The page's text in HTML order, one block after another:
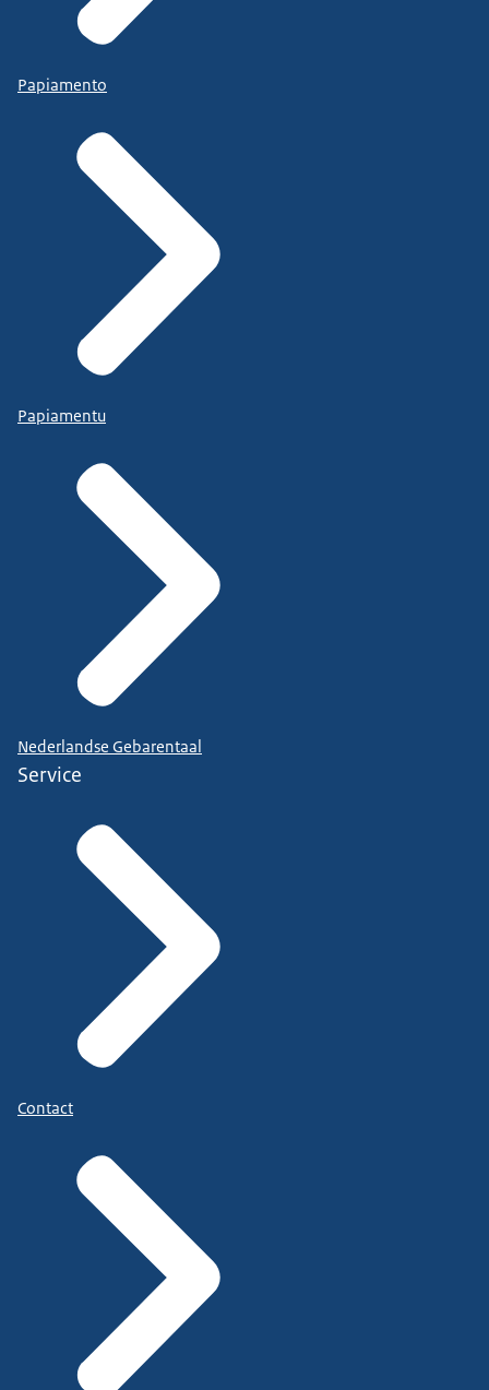
Papiamento
Papiamentu
Nederlandse Gebarentaal
Service
Contact